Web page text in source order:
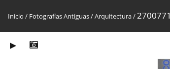
Inicio / Fotografías Antiguas/Arquitectura/2700771